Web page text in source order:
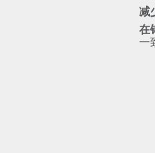
减
在
一